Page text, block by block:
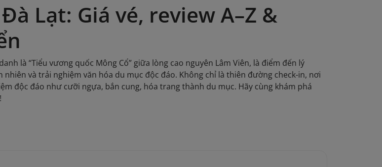
Lạt: Giá vé, review A–Z &
là “Tiểu vương quốc Mông Cổ” giữa lòng cao nguyên Lâm Viên, là điểm đến lý
và trải nghiệm văn hóa du mục độc đáo. Không chỉ là thiên đường check-in, nơi
độc đáo như cưỡi ngựa, bắn cung, hóa trang thành du mục. Hãy cùng khám phá